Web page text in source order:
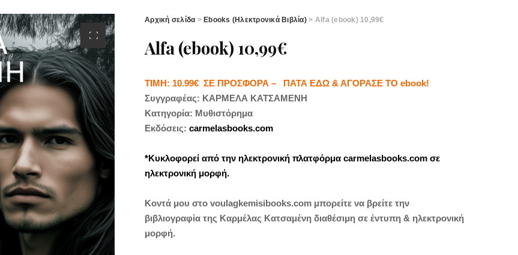
Αρχική σελίδα > Ebooks (Ηλεκτρονικά Βιβλία)> Alfa (ebook) 10,99€
Alfa (ebook) 10,99€
ΤΙΜΗ: 10.99€ ΣΕ ΠΡΟΣΦΟΡΑ – ΠΑΤΑ ΕΔΩ & ΑΓΟΡΑΣΕ ΤΟ ebook!
Συγγραφέας: ΚΑΡΜΕΛΑ ΚΑΤΣΑΜΕΝΗ
Κατηγορία: Μυθιστόρημα
Εκδόσεις: carmelasbooks.com
*Κυκλοφορεί από την ηλεκτρονική πλατφόρμα carmelasbooks.com σε
ηλεκτρονική μορφή.
Κοντά μου στο voulagkemisibooks.com μπορείτε να βρείτε την
βιβλιογραφία της Καρμέλας Κατσαμένη διαθέσιμη σε έντυπη & ηλεκτρονική
μορφή.